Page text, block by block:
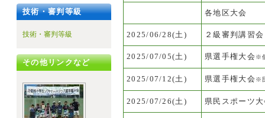
技術・審判等級
技術・審判等級
その他リンクなど
各地区大会
2025/06/28(土) ２級審判講習会
2025/07/05(土) 県選手権大会 ※
2025/07/12(土) 県選手権大会 ※
2025/07/26(土) 県民スポーツ